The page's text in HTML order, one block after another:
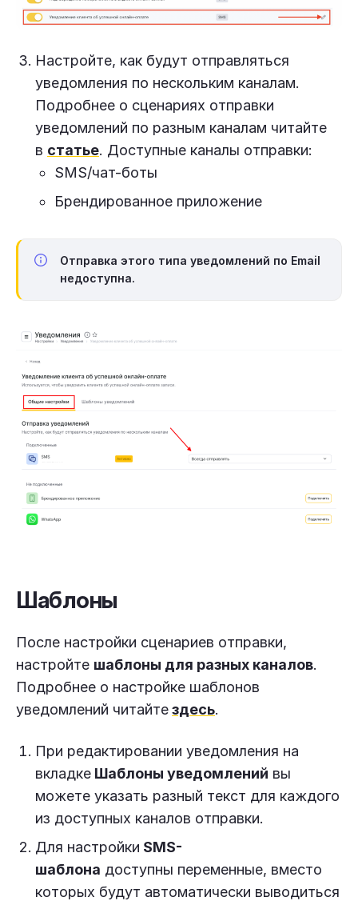
Настройте, как будут отправляться
уведомления по нескольким каналам.
Подробнее о сценариях отправки
уведомлений по разным каналам читайте
в статье. Доступные каналы отправки:
SMS/чат-боты
Брендированное приложение
Отправка этого типа уведомлений по Email
недоступна.
Шаблоны
После настройки сценариев отправки,
настройте шаблоны для разных каналов.
Подробнее о настройке шаблонов
уведомлений читайтездесь.
При редактировании уведомления на
вкладке Шаблоны уведомлений вы
можете указать разный текст для каждого
из доступных каналов отправки.
Для настройки SMS-
шаблона доступны переменные, вместо
которых будут автоматически выводиться